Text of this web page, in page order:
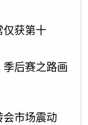
仅获第十
后赛之路画
市场震动